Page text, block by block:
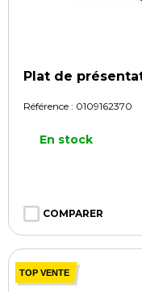
Plat de
Référence : 0109162370
En stock
COMPARER
TOP VENTE